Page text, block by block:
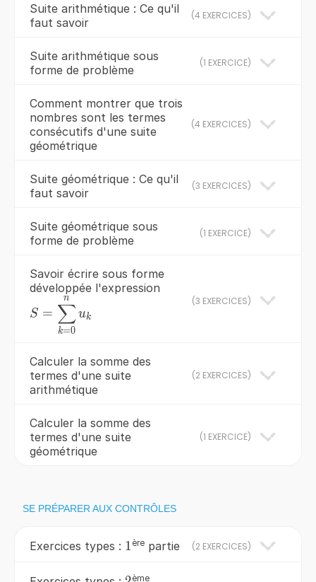
Suite arithmétique : Ce qu'il
faut savoir
(4 EXERCICES)
Suite arithmétique sous
forme de problème
(1 EXERCICE)
Comment montrer que trois
nombres sont les termes
consécutifs d'une suite
géométrique
(4 EXERCICES)
Suite géométrique : Ce qu'il
faut savoir
(3 EXERCICES)
Suite géométrique sous
forme de problème
(1 EXERCICE)
Savoir écrire sous forme
développée l'expression
S=\sum
_{k=0}^{n}u_{k}
S =
k=0
∑
n
uk
(3 EXERCICES)
Calculer la somme des
termes d'une suite
arithmétique
(2 EXERCICES)
Calculer la somme des
termes d'une suite
géométrique
(1 EXERCICE)
SE PRÉPARER AUX CONTRÔLES
Exercices types : 1
1 ère partie (2 EXERCICES)
ème